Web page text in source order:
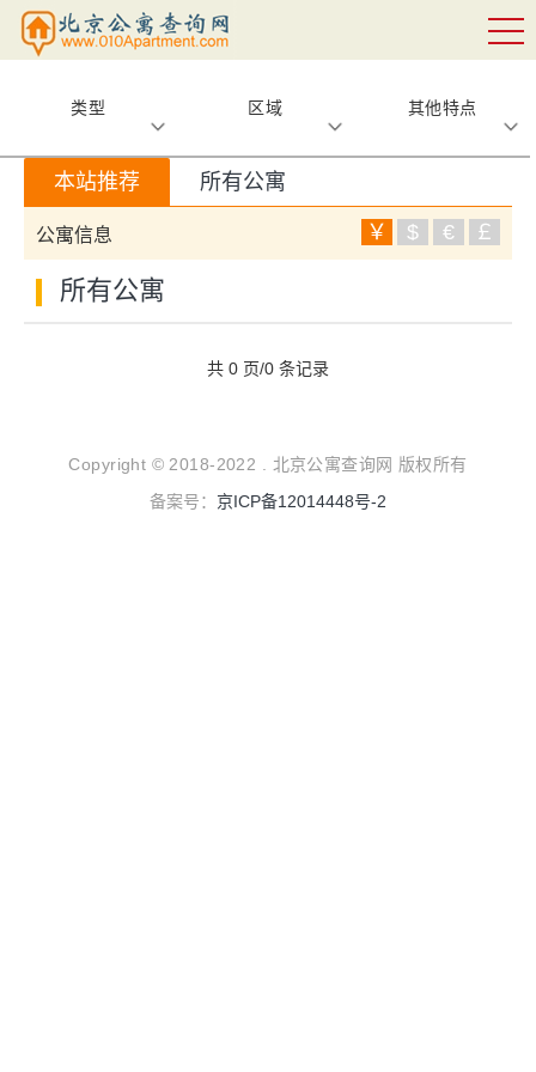
类型 区域 其他特点
本站推荐 所有公寓
公寓信息 ￥ $ € ￡
所有公寓
共 0 页/0 条记录
Copyright © 2018-2022 . 北京公寓查询网 版权所有
备案号： 京ICP备12014448号-2